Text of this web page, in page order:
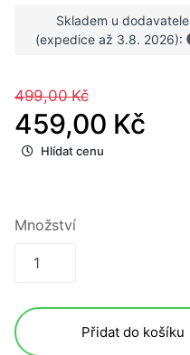
Skladem u dodavatele
(expedice až 3.8. 2026):
499,00 Kč
459,00 Kč
Hlídat cenu
Množství
Přidat do košíku